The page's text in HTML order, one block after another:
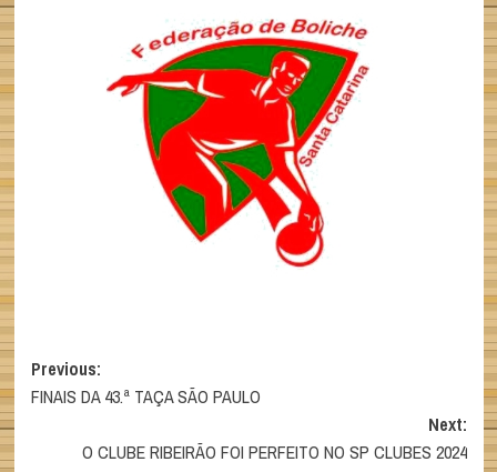
Post
navigation
Previous:
FINAIS DA 43.ª TAÇA SÃO PAULO
Next:
O CLUBE RIBEIRÃO FOI PERFEITO NO SP CLUBES 2024